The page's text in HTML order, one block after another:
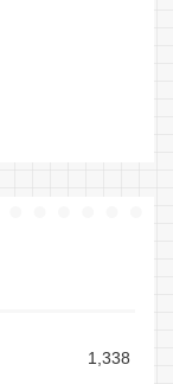
1,338